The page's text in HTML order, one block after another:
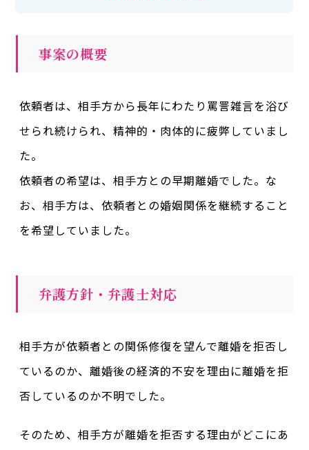
事案の概要
依頼者は、相手方から長年にわたり罵詈雑言を浴び
せられ続けられ、精神的・肉体的に疲弊していまし
た。
依頼者の希望は、相手方との早期離婚でした。な
お、相手方は、依頼者との婚姻関係を継続すること
を希望していました。
弁護方針・弁護士対応
相手方が依頼者との関係修復を望んで離婚を拒否し
ているのか、離婚後の経済的不安を理由に離婚を拒
否しているのか不明でした。
そのため、相手方が離婚を拒否する理由がどこにあ